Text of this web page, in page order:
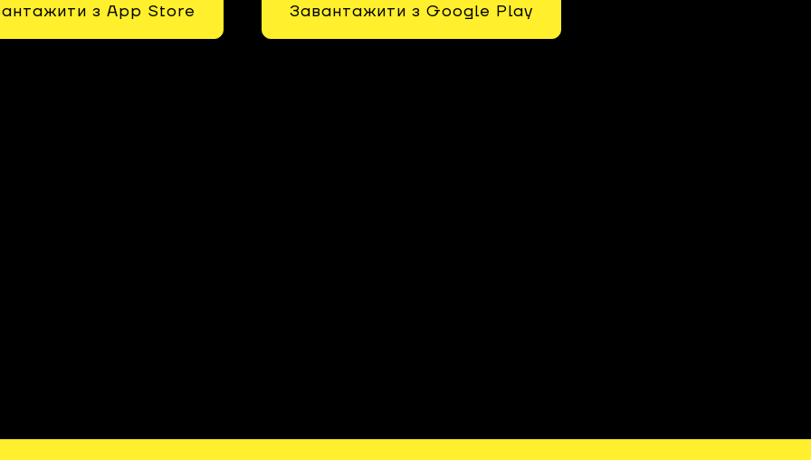
з App Store Завантажити з Google Play